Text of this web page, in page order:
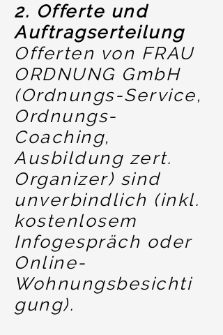
2. Offerte und
Auftragserteilung
Offerten von FRAU
ORDNUNG GmbH
(Ordnungs-Service,
Ordnungs-
Coaching,
Ausbildung zert.
Organizer) sind
unverbindlich (inkl.
kostenlosem
Infogespräch oder
Online-
Wohnungsbesichti
gung).